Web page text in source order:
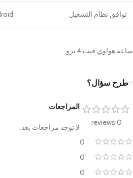
توافق نظام التشغيل
ساعة هواوي فيت 4 برو
طرح سؤال؟
0 reviews
0
0
0
المراجعات
لا توجد مراجعات بعد.